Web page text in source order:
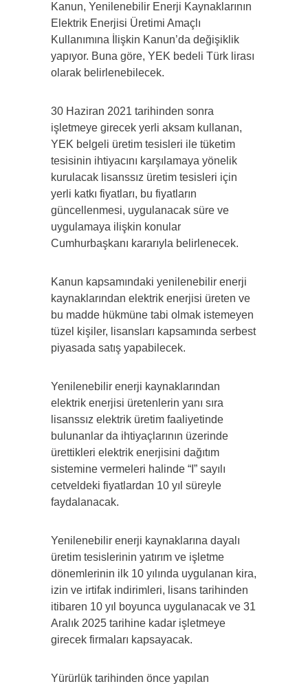
Kanun, Yenilenebilir Enerji Kaynaklarının
Elektrik Enerjisi Üretimi Amaçlı
Kullanımına İlişkin Kanun’da değişiklik
yapıyor. Buna göre, YEK bedeli Türk lirası
olarak belirlenebilecek.
30 Haziran 2021 tarihinden sonra
işletmeye girecek yerli aksam kullanan,
YEK belgeli üretim tesisleri ile tüketim
tesisinin ihtiyacını karşılamaya yönelik
kurulacak lisanssız üretim tesisleri için
yerli katkı fiyatları, bu fiyatların
güncellenmesi, uygulanacak süre ve
uygulamaya ilişkin konular
Cumhurbaşkanı kararıyla belirlenecek.
Kanun kapsamındaki yenilenebilir enerji
kaynaklarından elektrik enerjisi üreten ve
bu madde hükmüne tabi olmak istemeyen
tüzel kişiler, lisansları kapsamında serbest
piyasada satış yapabilecek.
Yenilenebilir enerji kaynaklarından
elektrik enerjisi üretenlerin yanı sıra
lisanssız elektrik üretim faaliyetinde
bulunanlar da ihtiyaçlarının üzerinde
ürettikleri elektrik enerjisini dağıtım
sistemine vermeleri halinde “I” sayılı
cetveldeki fiyatlardan 10 yıl süreyle
faydalanacak.
Yenilenebilir enerji kaynaklarına dayalı
üretim tesislerinin yatırım ve işletme
dönemlerinin ilk 10 yılında uygulanan kira,
izin ve irtifak indirimleri, lisans tarihinden
itibaren 10 yıl boyunca uygulanacak ve 31
Aralık 2025 tarihine kadar işletmeye
girecek firmaları kapsayacak.
Yürürlük tarihinden önce yapılan